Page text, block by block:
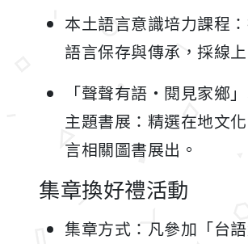
本土語言意識培力課程
語言保存與傳承，採線上
「聲聲有語・閱見家鄉
主題書展：精選在地文
言相關圖書展出。
集章換好禮活動
集章方式：凡參加「台